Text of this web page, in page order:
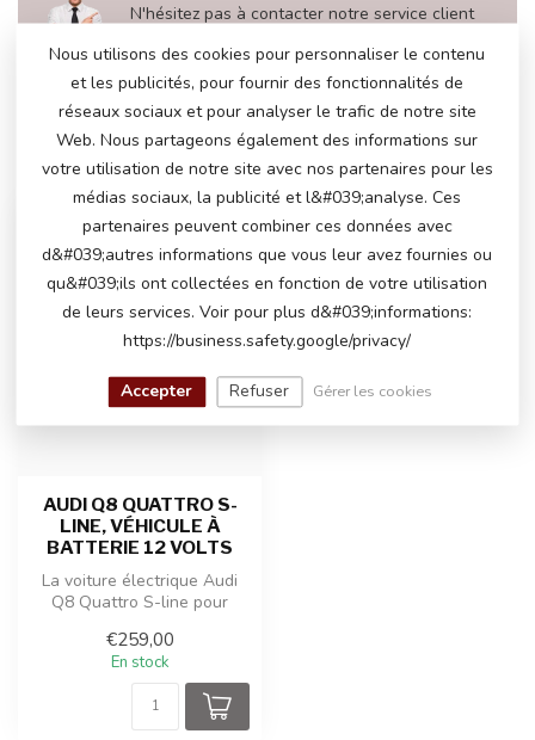
N'hésitez pas à contacter notre service client
serons heureux de vous aider !
VU(S) RÉCEMMENT
AUDI Q8 QUATTRO S-
LINE, VÉHICULE À
BATTERIE 12 VOLTS
La voiture électrique Audi
Q8 Quattro S-line pour
réa...
€259,00
En stock
Nous utilisons des cookies pour personnaliser le contenu
et les publicités, pour fournir des fonctionnalités de
réseaux sociaux et pour analyser le trafic de notre site
Web. Nous partageons également des informations sur
votre utilisation de notre site avec nos partenaires pour les
médias sociaux, la publicité et l&#039;analyse. Ces
partenaires peuvent combiner ces données avec
d&#039;autres informations que vous leur avez fournies ou
qu&#039;ils ont collectées en fonction de votre utilisation
de leurs services. Voir pour plus d&#039;informations:
https://business.safety.google/privacy/
Accepter Refuser Gérer les cookies